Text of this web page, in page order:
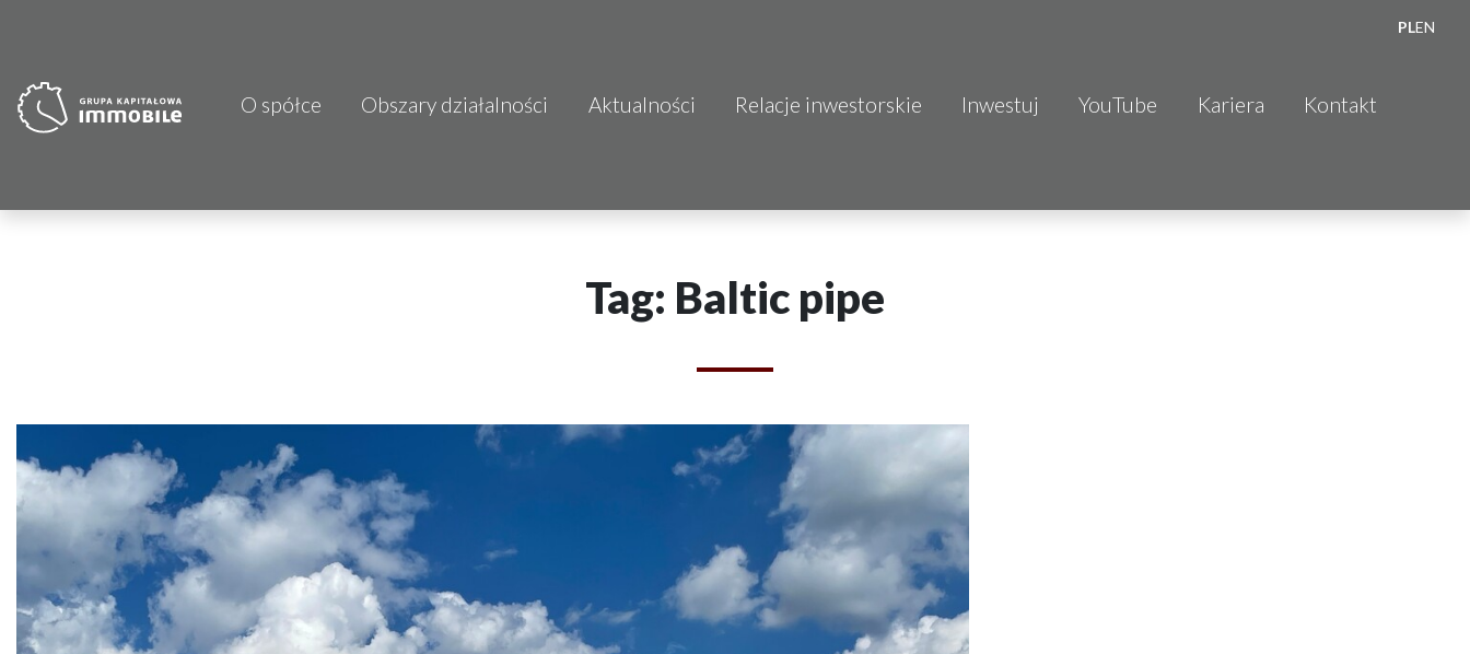
O spółce Obszary działalności
CDI KB Sp. z o.o.
Projprzem Budownictwo
Fundacja Immo
Aktualności Relacje inwestorskie Inwestuj YouTube Kariera Kontakt
PLEN
Tag: Baltic pipe